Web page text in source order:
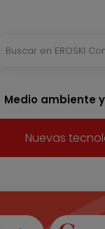
Medio ambiente
Nuevas